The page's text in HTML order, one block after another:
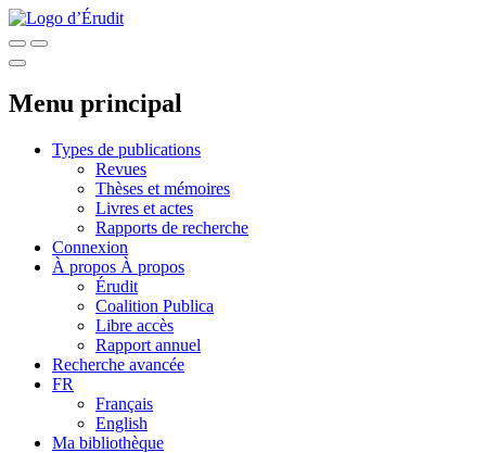
Menu principal
Types de publications
Revues
Thèses et mémoires
Livres et actes
Rapports de recherche
Connexion
À propos À propos
Érudit
Coalition Publica
Libre accès
Rapport annuel
Recherche avancée
FR
Français
English
Ma bibliothèque